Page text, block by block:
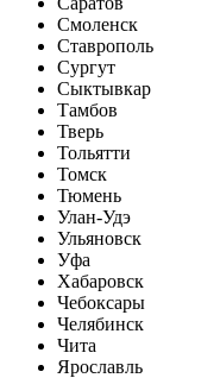
Смоленск
Ставрополь
Сургут
Сыктывкар
Тамбов
Тверь
Тольятти
Томск
Тюмень
Улан-Удэ
Ульяновск
Уфа
Хабаровск
Чебоксары
Челябинск
Чита
Ярославль